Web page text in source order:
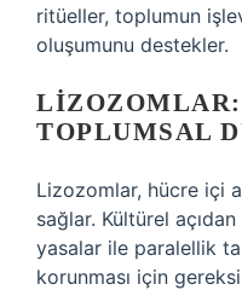
ritüeller, toplumun
oluşumunu destekler.
TOPLUMSAL
Lizozomlar, hücre içi
sağlar. Kültürel
yasalar ile paralellik
korunması için